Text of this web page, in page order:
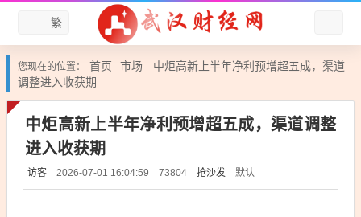
繁
您现在的位置： 首页 市场
中炬高新上半年净利预增超五成，渠道
调整进入收获期
中炬高新上半年净利预增超五成，渠道调整
进入收获期
访客 2026-07-01 16:04:59 73804 抢沙发 默认